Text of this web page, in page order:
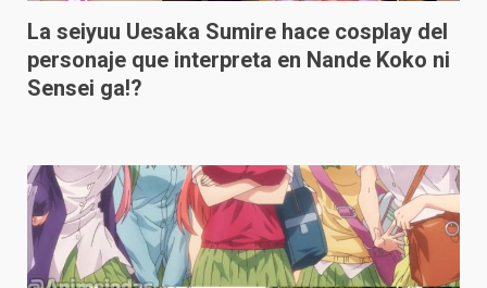
La seiyuu Uesaka Sumire hace cosplay del
personaje que interpreta en Nande Koko ni
Sensei ga!?